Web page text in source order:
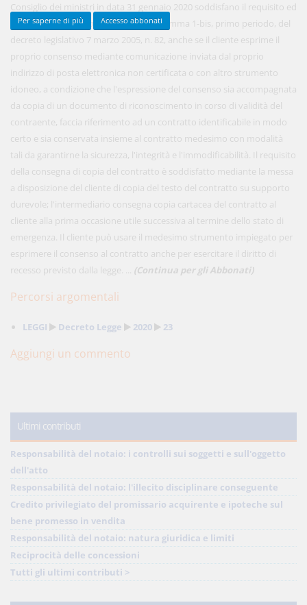
Consiglio dei ministri in data 31 gennaio 2020 soddisfano il requisito ed
hanno l'efficacia di cui all'articolo 20, comma 1-bis, primo periodo, del
decreto legislativo 7 marzo 2005, n. 82, anche se il cliente esprime il
proprio consenso mediante comunicazione inviata dal proprio
indirizzo di posta elettronica non certificata o con altro strumento
idoneo, a condizione che l'espressione del consenso sia accompagnata
da copia di un documento di riconoscimento in corso di validità del
contraente, faccia riferimento ad un contratto identificabile in modo
certo e sia conservata insieme al contratto medesimo con modalità
tali da garantirne la sicurezza, l'integrità e l'immodificabilità. Il requisito
della consegna di copia del contratto è soddisfatto mediante la messa
a disposizione del cliente di copia del testo del contratto su supporto
durevole; l'intermediario consegna copia cartacea del contratto al
cliente alla prima occasione utile successiva al termine dello stato di
emergenza. Il cliente può usare il medesimo strumento impiegato per
esprimere il consenso al contratto anche per esercitare il diritto di
recesso previsto dalla legge. ... (Continua per gli Abbonati)
Percorsi argomentali
LEGGI Decreto Legge 2020 23
Aggiungi un commento
Ultimi contributi
Responsabilità del notaio: i controlli sui soggetti e sull'oggetto
dell'atto
Responsabilità del notaio: l'illecito disciplinare conseguente
Credito privilegiato del promissario acquirente e ipoteche sul
bene promesso in vendita
Responsabilità del notaio: natura giuridica e limiti
Reciprocità delle concessioni
Tutti gli ultimi contributi >
Per saperne di più Accesso abbonati